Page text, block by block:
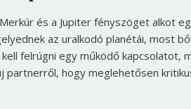
és a Jupiter fényszöget alkot
az uralkodó planétái, most
felrúgni egy működő kapcsolatot,
partnerről, hogy meglehetősen